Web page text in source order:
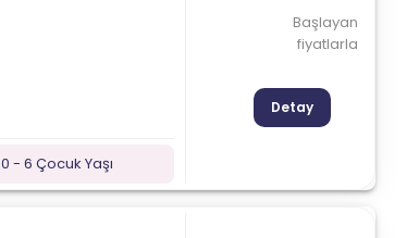
0 - 6 Çocuk Yaşı
Başlayan
fiyatlarla
Detay